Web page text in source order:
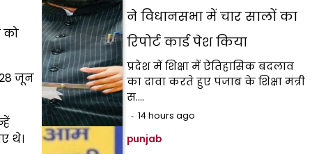
को
जून
थे।
ने विधानसभा में चार सालों का
रिपोर्ट कार्ड पेश किया
प्रदेश में शिक्षा में ऐतिहासिक बदलाव
का दावा करते हुए पंजाब के शिक्षा मंत्री
स.…
14 hours ago
punjab